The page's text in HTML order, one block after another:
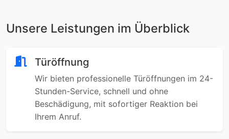
Unsere Leistungen im Überblick
Türöffnung
Wir bieten professionelle Türöffnungen im 24-
Stunden-Service, schnell und ohne
Beschädigung, mit sofortiger Reaktion bei
Ihrem Anruf.